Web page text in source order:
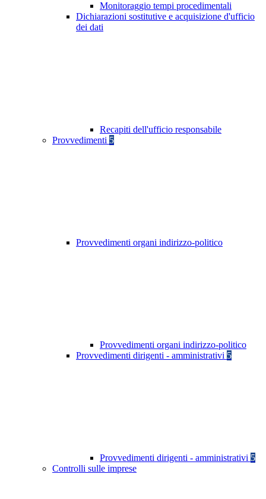
Monitoraggio tempi procedimentali
Dichiarazioni sostitutive e acquisizione d'ufficio
dei dati
Recapiti dell'ufficio responsabile
Provvedimenti 5
Provvedimenti organi indirizzo-politico
Provvedimenti organi indirizzo-politico
Provvedimenti dirigenti - amministrativi 5
Provvedimenti dirigenti - amministrativi 5
Controlli sulle imprese